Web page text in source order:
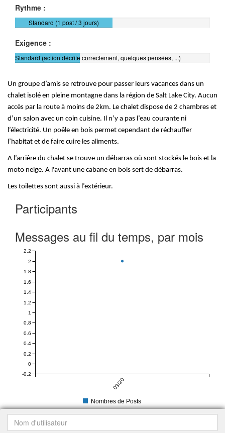
Rythme :
Standard (1 post / 3 jours)
Exigence :
Standard (action décrite correctement, quelques pensées, ...)
Un groupe d’amis se retrouve pour passer leurs vacances dans un
chalet isolé en pleine montagne dans la région de Salt Lake City. Aucun
accès par la route à moins de 2km. Le chalet dispose de 2 chambres et
d’un salon avec un coin cuisine. Il n’y a pas l’eau courante ni
l’électricité. Un poêle en bois permet cependant de réchauffer
l’habitat et de faire cuire les aliments.
A l’arrière du chalet se trouve un débarras où sont stockés le bois et la
moto neige. A l'avant une cabane en bois sert de débarras.
Les toilettes sont aussi à l’extérieur.
Participants
Messages au fil du temps, par mois
03/20
-0.2
0
0.2
0.4
0.6
0.8
1
1.2
1.4
1.6
1.8
2
2.2
Nombres de Posts